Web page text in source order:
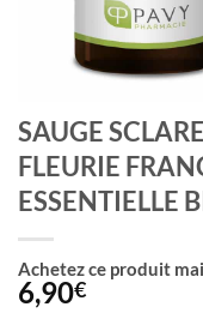
SAUGE
FLEURIE
ESSENTIELLE
Achetez ce produit
6,90€